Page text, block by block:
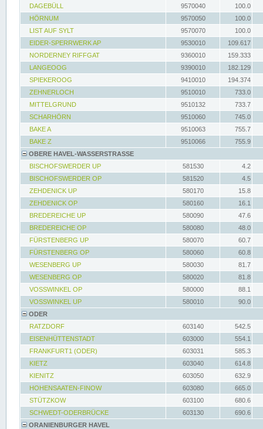
DAGEBÜLL 9570040
100.0
HÖRNUM
9570050
100.0
LIST AUF SYLT
9570070
100.0
EIDER-SPERRWERK AP
9530010
109.617
NORDERNEY RIFFGAT
9360010
159.333
LANGEOOG
9390010
182.129
SPIEKEROOG
9410010
194.374
ZEHNERLOCH
9510010
733.0
MITTELGRUND
9510132
733.7
SCHARHÖRN
9510060
745.0
BAKE A
9510063
755.7
BAKE Z
9510066
755.9
OBERE HAVEL-WASSERSTRASSE
BISCHOFSWERDER UP
581530
4.2
BISCHOFSWERDER OP
581520
4.5
ZEHDENICK UP
580170
15.8
ZEHDENICK OP
580160
16.1
BREDEREICHE UP
580090
47.6
BREDEREICHE OP
580080
48.0
FÜRSTENBERG UP
580070
60.7
FÜRSTENBERG OP
580060
60.8
WESENBERG UP
580030
81.7
WESENBERG OP
580020
81.8
VOSSWINKEL OP
580000
88.1
VOSSWINKEL UP
580010
90.0
ODER
RATZDORF
603140
542.5
EISENHÜTTENSTADT
603000
554.1
FRANKFURT1 (ODER)
603031
585.3
KIETZ
603040
614.8
KIENITZ
603050
632.9
HOHENSAATEN-FINOW
603080
665.0
STÜTZKOW
603100
680.6
SCHWEDT-ODERBRÜCKE
603130
690.6
ORANIENBURGER HAVEL